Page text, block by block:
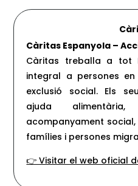
Càritas Espanyola –
Càritas treballa a tot
integral a persones
exclusió social. Els
ajuda
acompanyament
famílies i persones
👉 Visitar el web oficial